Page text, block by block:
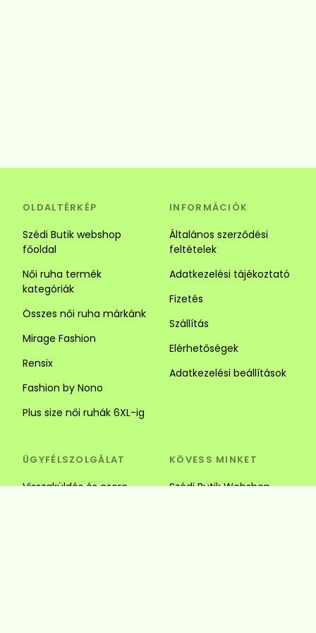
OLDALTÉRKÉP
Szédi Butik webshop
főoldal
Női ruha termék
kategóriák
Összes női ruha márkánk
Mirage Fashion
Rensix
Fashion by Nono
Plus size női ruhák 6XL-ig
INFORMÁCIÓK
Általános szerződési
feltételek
Adatkezelési tájékoztató
Fizetés
Szállítás
Elérhetőségek
Adatkezelési beállítások
ÜGYFÉLSZOLGÁLAT
Visszaküldés és csere
KÖVESS MINKET
Szédi Butik Webshop